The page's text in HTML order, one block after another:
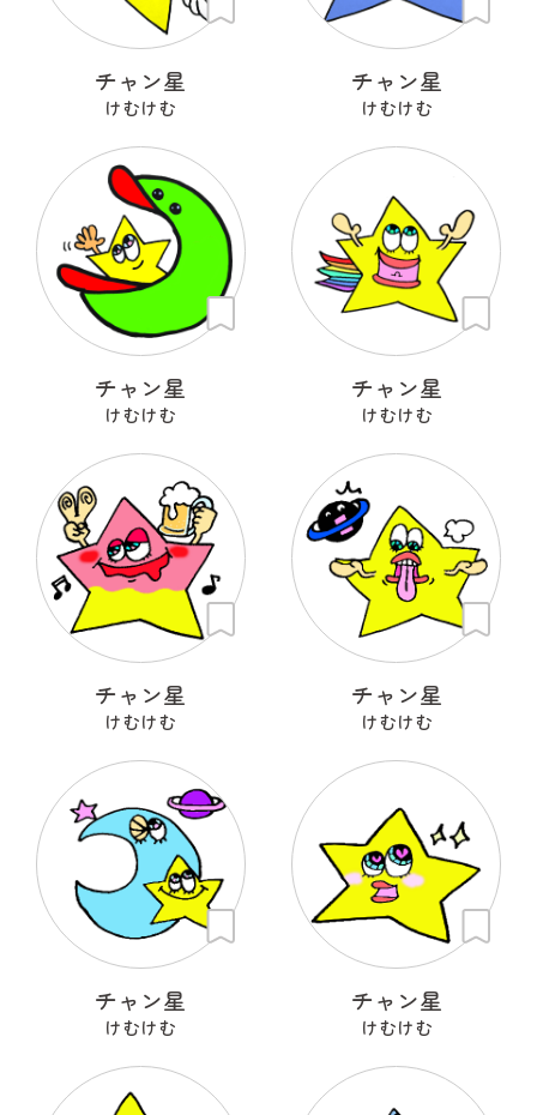
チャン星
けむけむ
チャン星
けむけむ
チャン星
けむけむ
チャン星
けむけむ
チャン星
けむけむ
チャン星
けむけむ
チャン星
けむけむ
チャン星
けむけむ